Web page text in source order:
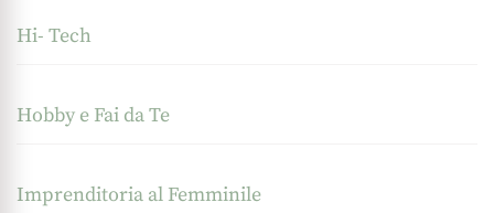
Hi- Tech
Hobby e Fai da Te
Imprenditoria al Femminile